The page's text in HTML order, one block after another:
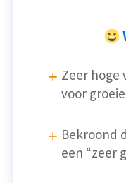
Zeer hoge
voor
Bekroond
een “zeer